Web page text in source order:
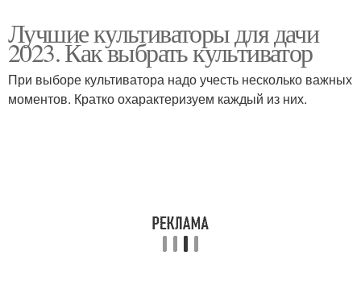
Лучшие культиваторы для дачи
2023. Как выбрать культиватор
При выборе культиватора надо учесть несколько важных
моментов. Кратко охарактеризуем каждый из них.